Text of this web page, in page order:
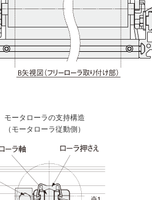
モータローラの支持構造
（モータローラ従動側）